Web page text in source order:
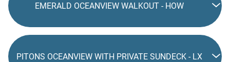
EMERALD OCEANVIEW WALKOUT - HOW
PITONS OCEANVIEW WITH PRIVATE SUNDECK - LX